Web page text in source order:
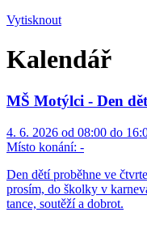
Vytisknout
Kalendář
MŠ Motýlci - Den
4. 6. 2026 od 08:00 do
Místo konání: -
Den dětí proběhne ve
prosím, do školky v
tance, soutěží a dobrot.